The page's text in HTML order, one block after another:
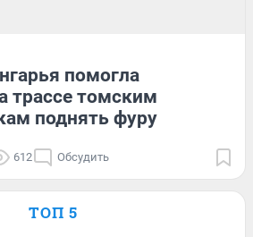
помогла
трассе томским
поднять фуру
612 Обсудить
ТОП 5